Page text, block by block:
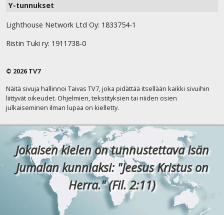
Y-tunnukset
Lighthouse Network Ltd Oy: 1833754-1
Ristin Tuki ry: 1911738-0
© 2026 TV7
Näitä sivuja hallinnoi Taivas TV7, joka pidättää itsellään kaikki sivuihin
liittyvät oikeudet. Ohjelmien, tekstityksien tai niiden osien
julkaiseminen ilman lupaa on kielletty.
Jokaisen kielen on tunnustettava Isän
Jumalan kunniaksi: "Jeesus Kristus on
Herra." (Fil. 2:11)